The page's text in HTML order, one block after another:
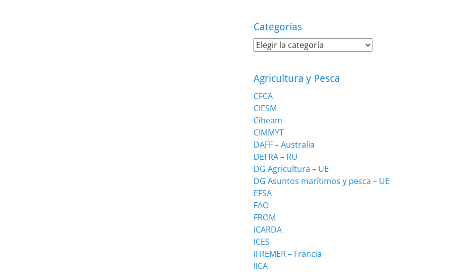
Categorías
Categorías
Agricultura y Pesca
CFCA
CIESM
Ciheam
CIMMYT
DAFF – Australia
DEFRA – RU
DG Agricultura – UE
DG Asuntos marítimos y pesca – UE
EFSA
FAO
FROM
ICARDA
ICES
IFREMER – Francia
IICA